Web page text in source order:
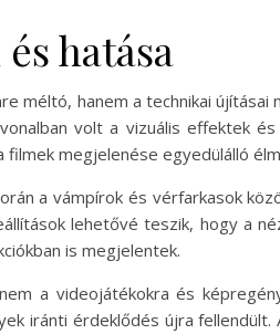
hatása
méltó, hanem a technikai
volt a vizuális effektek
filmek megjelenése egyedülálló
a vámpírok és vérfarkasok
lehetővé teszik, hogy a
is megjelentek.
a videojátékokra és
iránti érdeklődés újra